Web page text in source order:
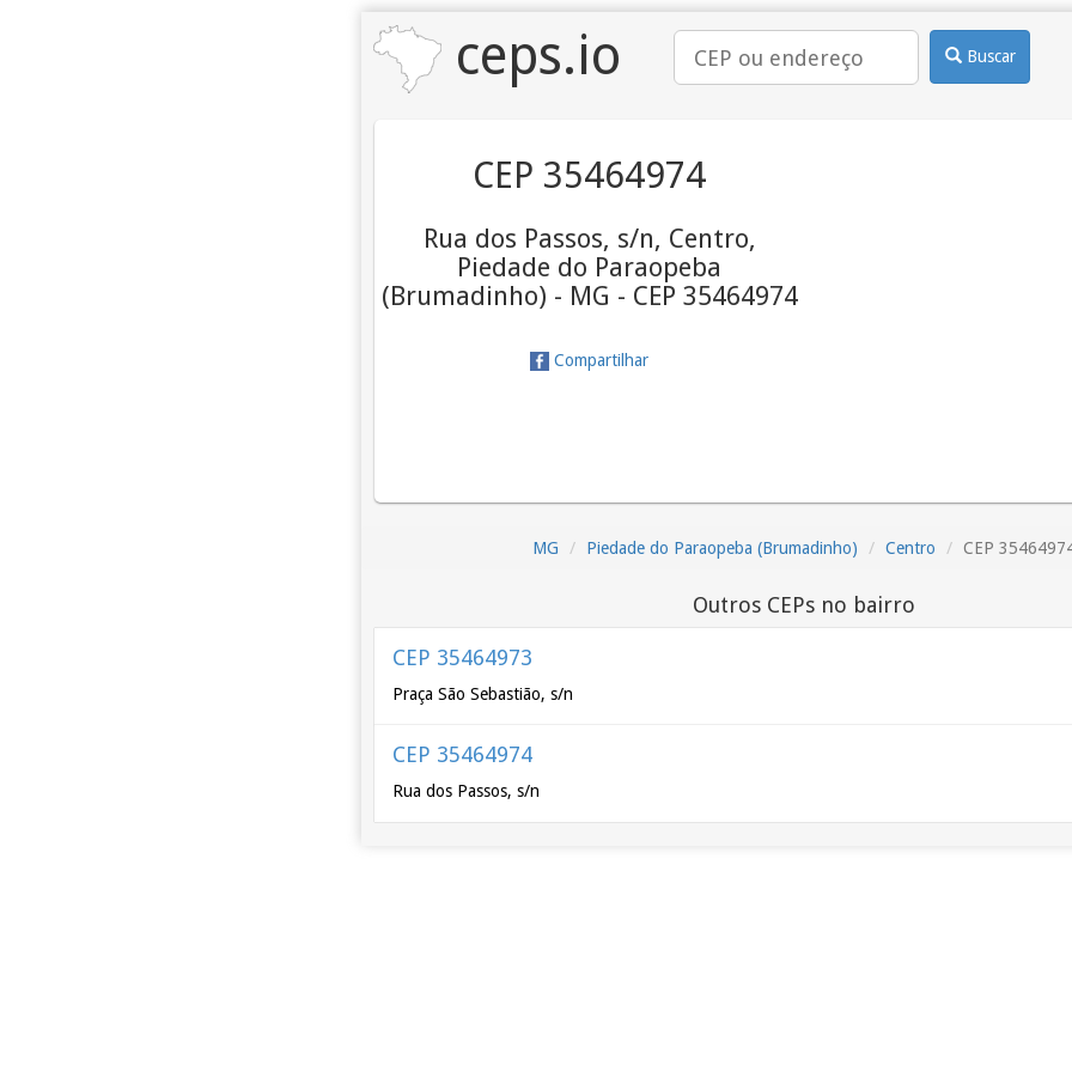
ceps.io Buscar
CEP 35464974
Rua dos Passos, s/n, Centro,
Piedade do Paraopeba
(Brumadinho) - MG - CEP 35464974
Compartilhar
MG Piedade do Paraopeba (Brumadinho) Centro CEP
Outros CEPs no bairro
CEP 35464973
Praça São Sebastião, s/n
CEP 35464974
Rua dos Passos, s/n